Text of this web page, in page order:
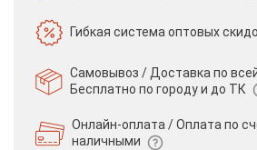
Гибкая системаоптовых
Самовывоз / Доставка по
Бесплатно по городу и до ТК
Онлайн-оплата / Оплата по
наличными